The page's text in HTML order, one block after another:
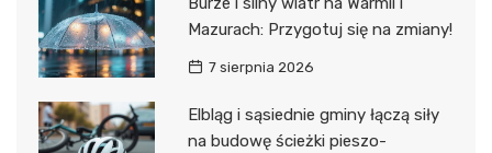
Mazurach: Przygotuj się na zmiany!
7 sierpnia 2026
Elbląg i sąsiednie gminy łączą siły
na budowę ścieżki pieszo-